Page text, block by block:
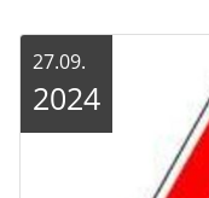
27.09.
2024